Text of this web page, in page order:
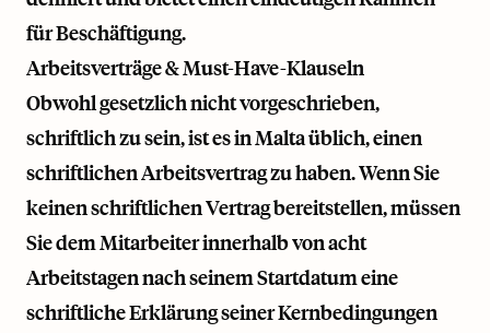
für Beschäftigung.
Arbeitsverträge & Must-Have-Klauseln
Obwohl gesetzlich nicht vorgeschrieben,
schriftlich zu sein, ist es in Malta üblich, einen
schriftlichen Arbeitsvertrag zu haben. Wenn Sie
keinen schriftlichen Vertrag bereitstellen, müssen
Sie dem Mitarbeiter innerhalb von acht
Arbeitstagen nach seinem Startdatum eine
schriftliche Erklärung seiner Kernbedingungen